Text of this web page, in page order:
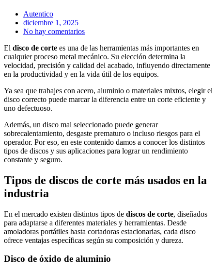
Autentico
diciembre 1, 2025
No hay comentarios
El disco de corte es una de las herramientas más importantes en
cualquier proceso metal mecánico. Su elección determina la
velocidad, precisión y calidad del acabado, influyendo directamente
en la productividad y en la vida útil de los equipos.
Ya sea que trabajes con acero, aluminio o materiales mixtos, elegir el
disco correcto puede marcar la diferencia entre un corte eficiente y
uno defectuoso.
Además, un disco mal seleccionado puede generar
sobrecalentamiento, desgaste prematuro o incluso riesgos para el
operador. Por eso, en este contenido damos a conocer los distintos
tipos de discos y sus aplicaciones para lograr un rendimiento
constante y seguro.
Tipos de discos de corte más usados en la
industria
En el mercado existen distintos tipos de discos de corte, diseñados
para adaptarse a diferentes materiales y herramientas. Desde
amoladoras portátiles hasta cortadoras estacionarias, cada disco
ofrece ventajas específicas según su composición y dureza.
Disco de óxido de aluminio